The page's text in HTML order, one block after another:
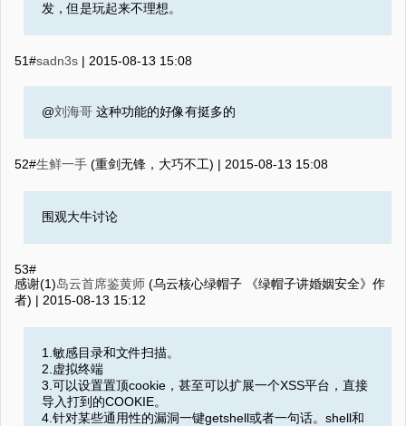
发，但是玩起来不理想。
51#sadn3s | 2015-08-13 15:08
@刘海哥 这种功能的好像有挺多的
52#生鲜一手 (重剑无锋，大巧不工) | 2015-08-13 15:08
围观大牛讨论
53#
感谢(1)岛云首席鉴黄师 (乌云核心绿帽子 《绿帽子讲婚姻安全》作
者) | 2015-08-13 15:12
1.敏感目录和文件扫描。
2.虚拟终端
3.可以设置置顶cookie，甚至可以扩展一个XSS平台，直接
导入打到的COOKIE。
4.针对某些通用性的漏洞一键getshell或者一句话。shell和